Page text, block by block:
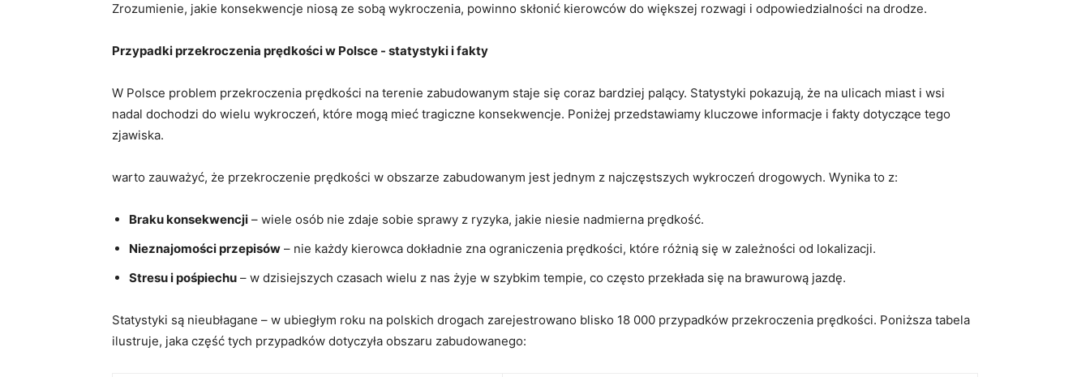
Zrozumienie, jakie⁢ konsekwencje niosą ze sobą ⁢wykroczenia, powinno skłonić​ kierowców do większej rozwagi ‌i odpowiedzialności⁤ na drodze.
Przypadki ⁢przekroczenia prędkości w Polsce -⁣ statystyki i fakty
W Polsce​ problem⁢ przekroczenia prędkości na terenie zabudowanym staje się coraz bardziej palący. Statystyki‍ pokazują, że na ‍ulicach⁣ miast i‌ wsi
nadal dochodzi do wielu ‍wykroczeń, które mogą mieć tragiczne konsekwencje. Poniżej przedstawiamy kluczowe informacje i fakty dotyczące tego
zjawiska.
warto ⁢zauważyć, ⁢że przekroczenie prędkości w obszarze zabudowanym jest jednym ‍z najczęstszych⁣ wykroczeń ‍drogowych. Wynika to z:
Braku konsekwencji – wiele osób nie zdaje sobie ‌sprawy z ryzyka, ⁤jakie niesie nadmierna prędkość.
Nieznajomości przepisów – nie każdy kierowca dokładnie ⁤zna ⁤ograniczenia prędkości, które różnią się w zależności od lokalizacji.
Stresu i pośpiechu – ‍w⁢ dzisiejszych czasach wielu⁢ z nas ​żyje w szybkim tempie, co często ⁢przekłada się na brawurową jazdę.
Statystyki są nieubłagane – w ubiegłym‍ roku ⁣na polskich drogach⁢ zarejestrowano blisko ​18 000 przypadków przekroczenia prędkości. Poniższa tabela
ilustruje, jaka ⁢część ‍tych ‍przypadków dotyczyła obszaru zabudowanego: